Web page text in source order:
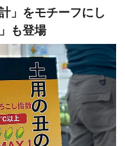
」をモチーフにし
も登場